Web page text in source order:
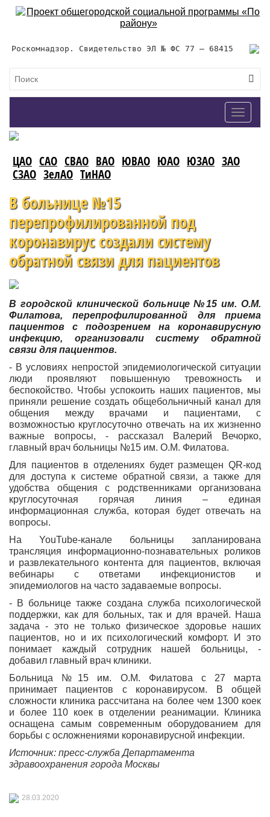
Роскомнадзор. Свидетельство ЭЛ № ФС 77 – 68415
Toggle
ЦАО САО СВАО ВАО ЮВАО ЮАО ЮЗАО ЗАО
СЗАО ЗелАО ТиНАО
В больнице №15
перепрофилированной под
коронавирус создали систему
обратной связи для пациентов
В городской клинической больнице №15 им. О.М.
Филатова, перепрофилированной для приема
пациентов с подозрением на коронавирусную
инфекцию, организовали систему обратной
связи для пациентов.
- В условиях непростой эпидемиологической ситуации
люди проявляют повышенную тревожность и
беспокойство. Чтобы успокоить наших пациентов, мы
приняли решение создать общебольничный канал для
общения между врачами и пациентами, с
возможностью круглосуточно отвечать на их жизненно
важные вопросы, - рассказал Валерий Вечорко,
главный врач больницы №15 им. О.М. Филатова.
Для пациентов в отделениях будет размещен QR-код
для доступа к системе обратной связи, а также для
удобства общения с родственниками организована
круглосуточная горячая линия – единая
информационная служба, которая будет отвечать на
вопросы.
На YouTube-канале больницы запланирована
трансляция информационно-познавательных роликов
и развлекательного контента для пациентов, включая
вебинары с ответами инфекционистов и
эпидемиологов на часто задаваемые вопросы.
- В больнице также создана служба психологической
поддержки, как для больных, так и для врачей. Наша
задача - это не только физическое здоровье наших
пациентов, но и их психологический комфорт. И это
понимает каждый сотрудник нашей больницы, -
добавил главный врач клиники.
Больница №15 им. О.М. Филатова с 27 марта
принимает пациентов с коронавирусом. В общей
сложности клиника рассчитана на более чем 1300 коек
и более 110 коек в отделении реанимации. Клиника
оснащена самым современным оборудованием для
борьбы с осложнениями коронавирусной инфекции.
Источник: пресс-служба Департамента
здравоохранения города Москвы
28.03.2020